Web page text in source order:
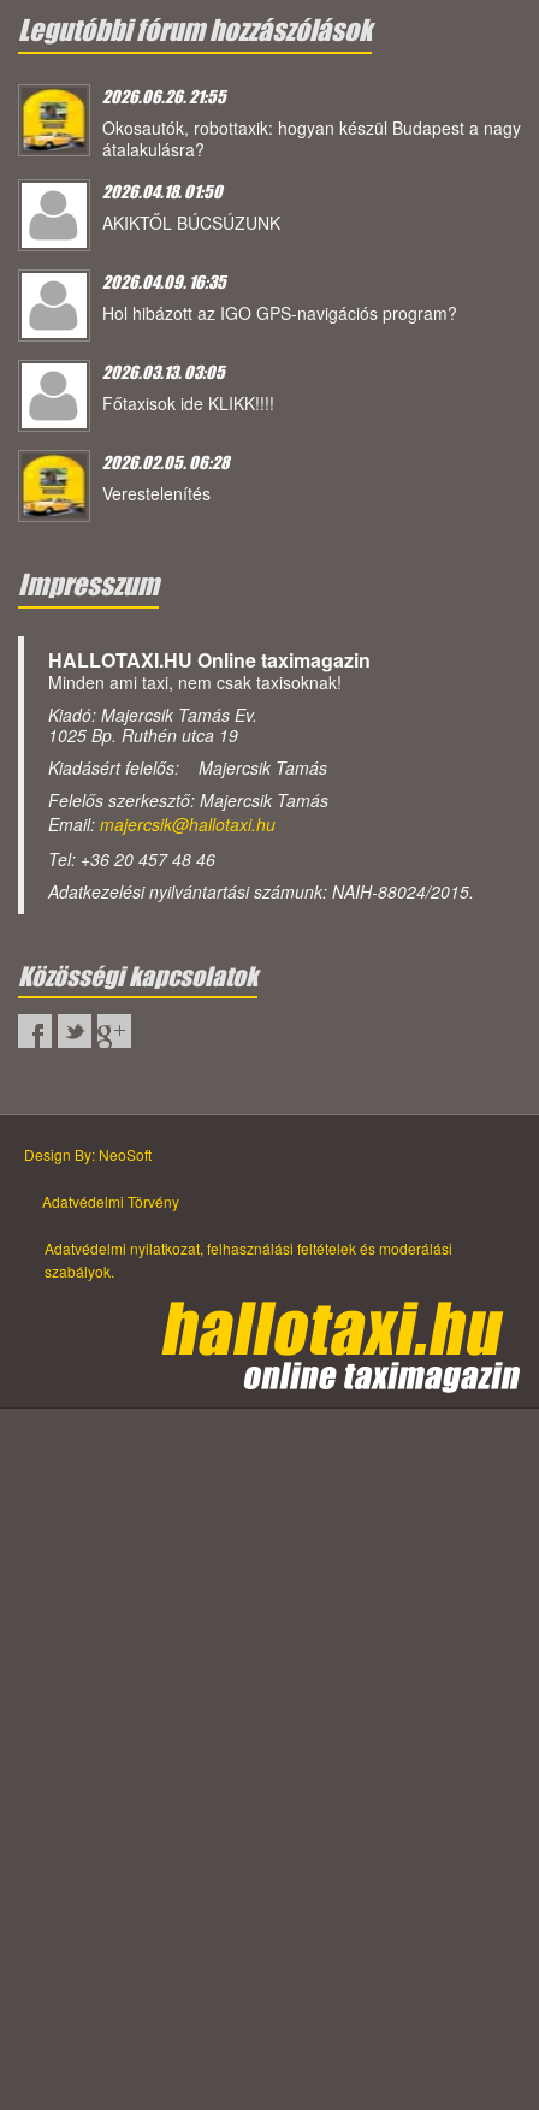
Legutóbbi fórum hozzászólások
2026.06.26. 21:55
Okosautók, robottaxik: hogyan készül Budapest a nagy
átalakulásra?
2026.04.18. 01:50
AKIKTŐL BÚCSÚZUNK
2026.04.09. 16:35
Hol hibázott az IGO GPS-navigációs program?
2026.03.13. 03:05
Főtaxisok ide KLIKK!!!!
2026.02.05. 06:28
Verestelenítés
Impresszum
HALLOTAXI.HU Online taximagazin
Minden ami taxi, nem csak taxisoknak!
Kiadó: Majercsik Tamás Ev.
1025 Bp. Ruthén utca 19
Kiadásért felelős: Majercsik Tamás
Felelős szerkesztő: Majercsik Tamás
Email: majercsik@hallotaxi.hu
Tel: +36 20 457 48 46
Adatkezelési nyilvántartási számunk: NAIH-88024/2015.
Közösségi kapcsolatok
Design By: NeoSoft
Adatvédelmi Törvény
Adatvédelmi nyilatkozat, felhasználási feltételek és moderálási
szabályok.